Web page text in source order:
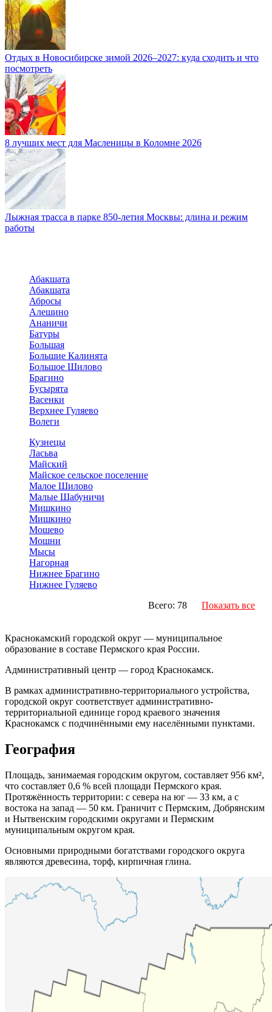
Отдых в Новосибирске зимой 2026–2027: куда сходить и что
посмотреть
8 лучших мест для Масленицы в Коломне 2026
Лыжная трасса в парке 850-летия Москвы: длина и режим
работы
Абакшата
Абакшата
Абросы
Алешино
Ананичи
Батуры
Большая
Большие Калинята
Большое Шилово
Брагино
Бусырята
Васенки
Верхнее Гуляево
Волеги
Кузнецы
Ласьва
Майский
Майское сельское поселение
Малое Шилово
Малые Шабуничи
Мишкино
Мишкино
Мошево
Мошни
Мысы
Нагорная
Нижнее Брагино
Нижнее Гуляево
Всего: 78
Показать все
Краснокамский городской округ — муниципальное
образование в составе Пермского края России.
Административный центр — город Краснокамск.
В рамках административно-территориального устройства,
городской округ соответствует административно-
территориальной единице город краевого значения
Краснокамск с подчинёнными ему населёнными пунктами.
География
Площадь, занимаемая городским округом, составляет 956 км²,
что составляет 0,6 % всей площади Пермского края.
Протяжённость территории: с севера на юг — 33 км, а с
востока на запад — 50 км. Граничит с Пермским, Добрянским
и Нытвенским городскими округами и Пермским
муниципальным округом края.
Основными природными богатствами городского округа
являются древесина, торф, кирпичная глина.